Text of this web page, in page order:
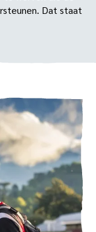
Dat staat